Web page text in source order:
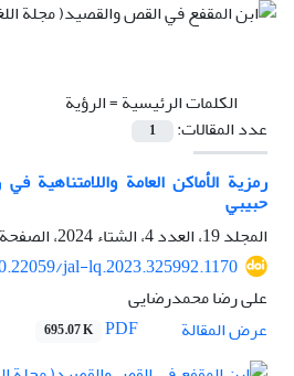
الكلمات الرئيسية =الرؤية
عدد المقالات:
1
رمزية الأماكن العامة واللامتناهية
حبيبي
المجلد 19، العدد 4، الشتاء 2024، الصفحة
jal-lq.2023.325992.1170
علی رضا محمدرضایی
عرض المقالة
695.07 K